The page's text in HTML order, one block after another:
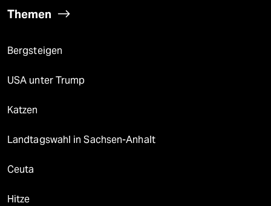
Themen
Bergsteigen
USA unter Trump
Katzen
Landtagswahl in Sachsen-Anhalt
Ceuta
Hitze